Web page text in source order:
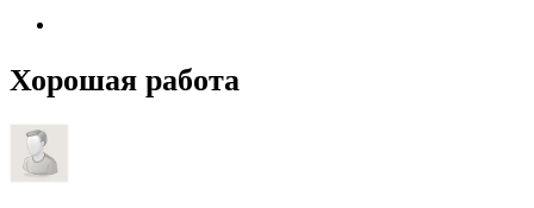
Хорошая работа